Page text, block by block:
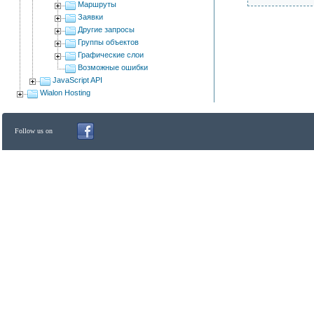
Маршруты
Заявки
Другие запросы
Группы объектов
Графические слои
Возможные ошибки
JavaScript API
Wialon Hosting
Follow us on